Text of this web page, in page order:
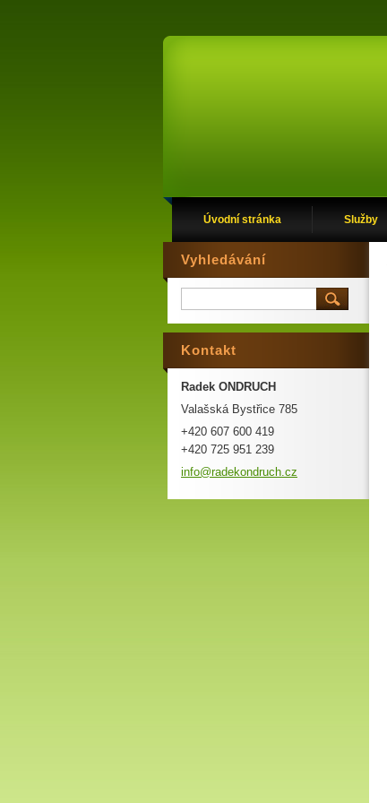
Úvodní stránka Služby
Vyhledávání
Kontakt
Radek ONDRUCH
Valašská Bystřice 785
+420 607 600 419
+420 725 951 239
info@radekondruc h.cz